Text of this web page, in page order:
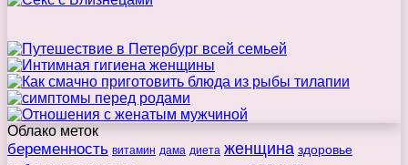
Облако меток
беременность витамин дама диета женщина здоровье